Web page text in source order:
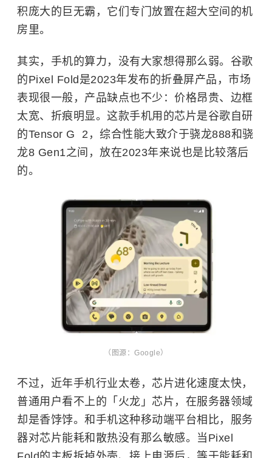
积庞大的巨无霸，它们专门放置在超大空间的机
房里。
其实，手机的算力，没有大家想得那么弱。谷歌
的Pixel Fold是2023年发布的折叠屏产品，市场
表现很一般，产品缺点也不少：价格昂贵、边框
太宽、折痕明显。这款手机用的芯片是谷歌自研
的Tensor G 2，综合性能大致介于骁龙888和骁
龙8 Gen1之间，放在2023年来说也是比较落后
的。
（图源：Google）
不过，近年手机行业太卷，芯片进化速度太快，
普通用户看不上的「火龙」芯片，在服务器领域
却是香饽饽。和手机这种移动端平台相比，服务
器对芯片能耗和散热没有那么敏感。当Pixel